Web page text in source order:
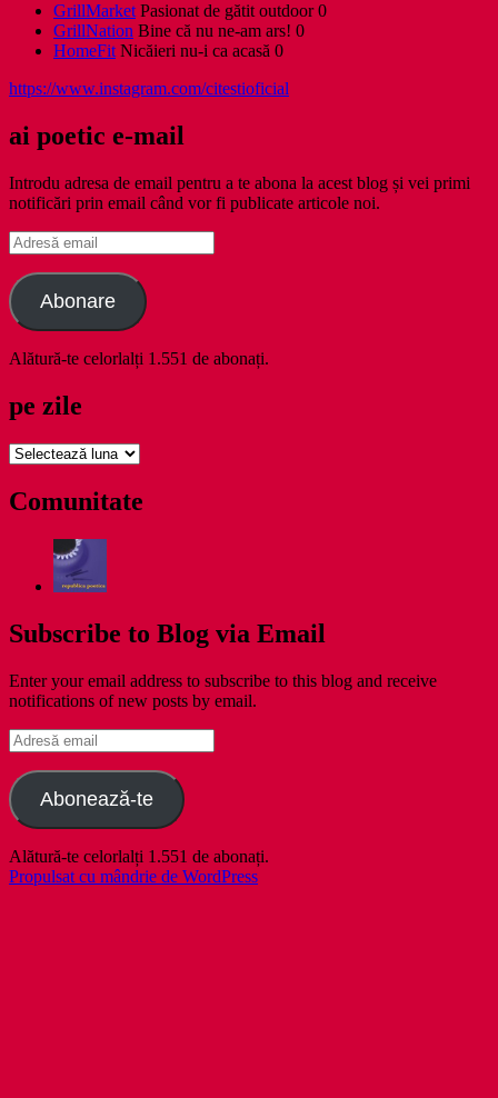
GrillMarketPasionat de gătit outdoor 0
GrillNation Bine că nu ne-am ars! 0
HomeFitNicăieri nu-i ca acasă 0
https://www.instagram.com/citestioficial
ai poetic e-mail
Introdu adresa de email pentru a te abona la acest blog și vei primi
notificări prin email când vor fi publicate articole noi.
Adresă
email
Abonare
Alătură-te celorlalți 1.551 de abonați.
pe zile
pe
Comunitate
Subscribe to Blog via Email
Enter your email address to subscribe to this blog and receive
notifications of new posts by email.
Adresă
email
Abonează-te
Alătură-te celorlalți 1.551 de abonați.
Propulsat cu mândrie de WordPress